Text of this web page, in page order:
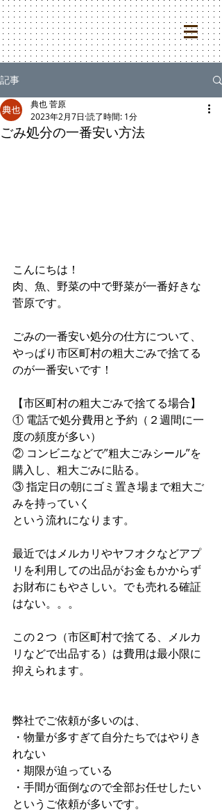
記事
ごみ処分の一番安い方法
典也 菅原
2023年2月7日 読了時間: 1分
こんにちは！
肉、魚、野菜の中で野菜が一番好きな
菅原です。
ごみの一番安い処分の仕方について、
やっぱり市区町村の粗大ごみで捨てる
のが一番安いです！
【市区町村の粗大ごみで捨てる場合】
① 電話で処分費用と予約（２週間に一
度の頻度が多い）
② コンビニなどで”粗大ごみシール”を
購入し、粗大ごみに貼る。
③ 指定日の朝にゴミ置き場まで粗大ご
みを持っていく
という流れになります。
最近ではメルカリやヤフオクなどアプ
リを利用しての出品がお金もかからず
お財布にもやさしい。でも売れる確証
はない。。。
この２つ（市区町村で捨てる、メルカ
リなどで出品する）は費用は最小限に
抑えられます。
弊社でご依頼が多いのは、
・物量が多すぎて自分たちではやりき
れない
・期限が迫っている
・手間が面倒なので全部お任せしたい
というご依頼が多いです。